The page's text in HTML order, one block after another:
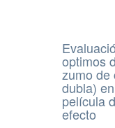
optimos
zumo de
dubla)
película
efecto